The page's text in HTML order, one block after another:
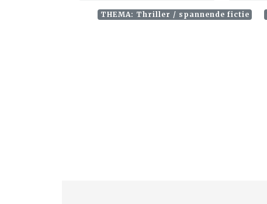
THEMA: Thriller / spannende fictie